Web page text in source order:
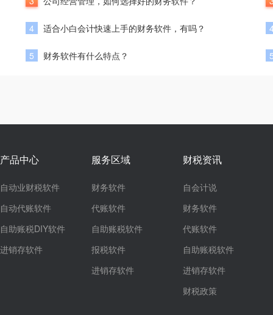
4 适合小白会计快速上手的财务软件，有吗？
5 财务软件有什么特点？
产品中心
自动业财税软件
自动代账软件
自助账税DIY软件
进销存软件
服务区域
财务软件
代账软件
自助账税软件
报税软件
进销存软件
财税资讯
自会计说
财务软件
代账软件
自助账税软件
进销存软件
财税政策